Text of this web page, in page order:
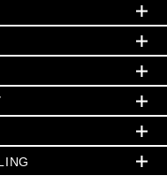
シューズ除く)
ー
て
ム
て
グ
掛け
物
て
つ折り)
て
ツ
ター
て
ム
て